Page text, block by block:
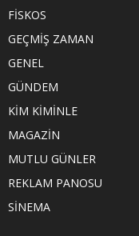
FİSKOS
GEÇMİŞ ZAMAN
GENEL
GÜNDEM
KİM KİMİNLE
MAGAZİN
MUTLU GÜNLER
REKLAM PANOSU
SİNEMA